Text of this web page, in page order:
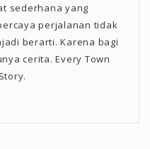
sederhana yang
perjalanan tidak
berarti. Karena bagi
cerita. Every Town